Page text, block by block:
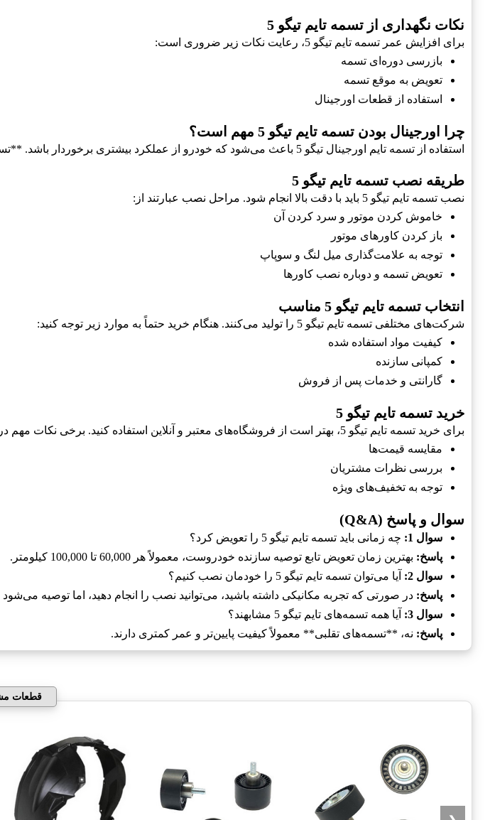
نکات نگهداری از تسمه تایم تیگو 5
برای افزایش عمر تسمه تایم تیگو 5، رعایت نکات زیر ضروری است:
بازرسی دوره‌ای تسمه
تعویض به موقع تسمه
استفاده از قطعات اورجینال
چرا اورجینال بودن تسمه تایم تیگو 5 مهم است؟
استفاده از تسمه تایم اورجینال تیگو 5 باعث می‌شود که خودرو از عملکرد بیشتری برخوردار باشد. **تسمه‌های تقلبی** ممکن است باعث خرابی‌های جدی در موتور شوند.
طریقه نصب تسمه تایم تیگو 5
نصب تسمه تایم تیگو 5 باید با دقت بالا انجام شود. مراحل نصب عبارتند از:
خاموش کردن موتور و سرد کردن آن
باز کردن کاورهای موتور
توجه به علامت‌گذاری میل لنگ و سوپاپ
تعویض تسمه و دوباره نصب کاورها
انتخاب تسمه تایم تیگو 5 مناسب
شرکت‌های مختلفی تسمه تایم تیگو 5 را تولید می‌کنند. هنگام خرید حتماً به موارد زیر توجه کنید:
کیفیت مواد استفاده شده
کمپانی سازنده
گارانتی و خدمات پس از فروش
خرید تسمه تایم تیگو 5
برای خرید تسمه تایم تیگو 5، بهتر است از فروشگاه‌های معتبر و آنلاین استفاده کنید. برخی نکات مهم در خرید:
مقایسه قیمت‌ها
بررسی نظرات مشتریان
توجه به تخفیف‌های ویژه
سوال و پاسخ (Q&A)
سوال 1:
چه زمانی باید تسمه تایم تیگو 5 را تعویض کرد؟
پاسخ: بهترین زمان تعویض تابع توصیه سازنده خودروست، معمولاً هر 60,000 تا 100,000 کیلومتر.
سوال 2:
آیا می‌توان تسمه تایم تیگو 5 را خودمان نصب کنیم؟
پاسخ: در صورتی که تجربه مکانیکی داشته باشید، می‌توانید نصب را انجام دهید، اما توصیه
سوال 3:
آیا همه تسمه‌های تایم تیگو 5 مشابهند؟
پاسخ: نه، **تسمه‌های تقلبی** معمولاً کیفیت پایین‌تر و عمر کمتری دارند.
قطعات